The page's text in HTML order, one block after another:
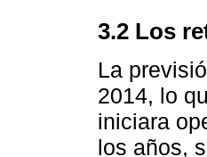
3.2 Los
La
2014, lo
iniciara
los años,